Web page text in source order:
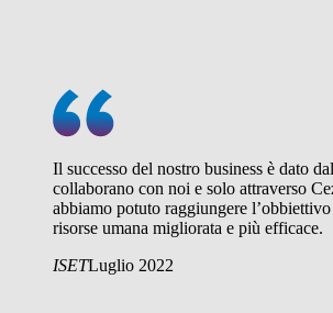
Il successo del nostro business è dato
collaborano con noi e solo attraverso
abbiamo potuto raggiungere
risorse umana migliorata e più efficace.
ISETLuglio 2022